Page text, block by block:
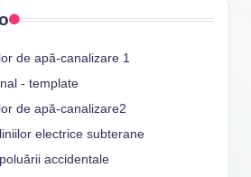
de apă-canalizare 1
- template
de apă-canalizare2
electrice subterane
accidentale